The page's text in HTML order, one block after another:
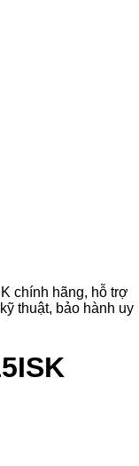
chính hãng, hỗ trợ
thuật, bảo hành uy